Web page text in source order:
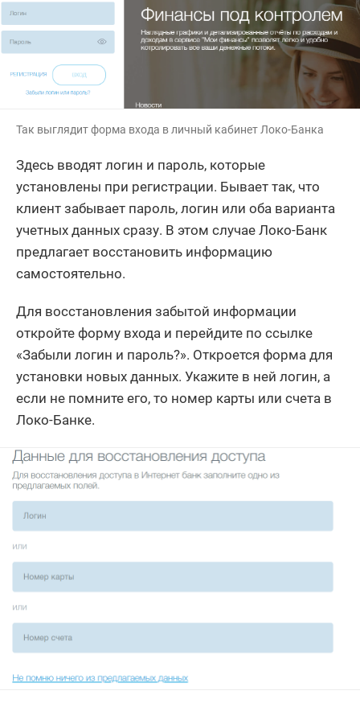
Так выглядит форма входа в личный кабинет Локо-Банка
Здесь вводят логин и пароль, которые
установлены при регистрации. Бывает так, что
клиент забывает пароль, логин или оба варианта
учетных данных сразу. В этом случае Локо-Банк
предлагает восстановить информацию
самостоятельно.
Для восстановления забытой информации
откройте форму входа и перейдите по ссылке
«Забыли логин и пароль?». Откроется форма для
установки новых данных. Укажите в ней логин, а
если не помните его, то номер карты или счета в
Локо-Банке.